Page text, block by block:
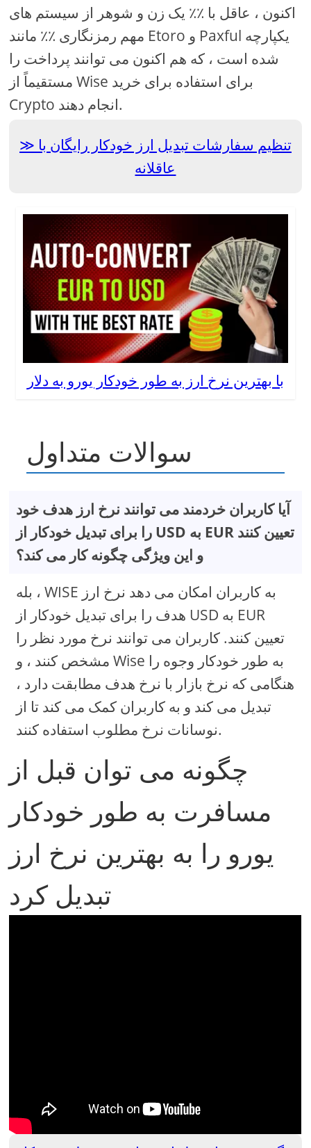
اکنون ، عاقل با ٪٪ یک زن و شوهر از سیستم های
مهم رمزنگاری ٪٪ مانند Etoro و Paxful یکپارچه
شده است ، که هم اکنون می توانند پرداخت را
مستقیماً از Wise برای استفاده برای خرید
Crypto انجام دهند.
تنظیم سفارشات تبدیل ارز خودکار رایگان با
عاقلانه
با بهترین نرخ ارز به طور خودکار یورو به دلار
سوالات متداول
آیا کاربران خردمند می توانند نرخ ارز هدف خود
را برای تبدیل خودکار از USD به EUR تعیین کنند
و این ویژگی چگونه کار می کند؟
بله ، WISE به کاربران امکان می دهد نرخ ارز
هدف را برای تبدیل خودکار از USD به EUR
تعیین کنند. کاربران می توانند نرخ مورد نظر را
مشخص کنند ، و Wise به طور خودکار وجوه را
هنگامی که نرخ بازار با نرخ هدف مطابقت دارد ،
تبدیل می کند و به کاربران کمک می کند تا از
نوسانات نرخ مطلوب استفاده کنند.
چگونه می توان قبل از
مسافرت به طور خودکار
یورو را به بهترین نرخ ارز
تبدیل کرد